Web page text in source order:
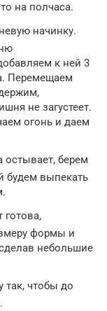
на полчаса.
начинку.
к ней 3
Перемещаем
не загустеет.
огонь и даем
остывает, берем
будем выпекать
готова,
формы и
небольшие
чтобы до